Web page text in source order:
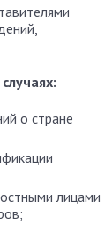
о стране
лицами